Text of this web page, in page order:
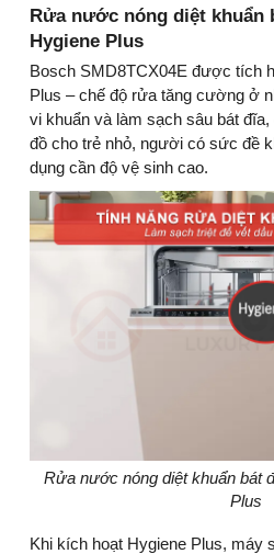
Rửa nước nóng diệt khuẩn
Hygiene Plus
Bosch SMD8TCX04E được tích
Plus – chế độ rửa tăng cường ở
vi khuẩn và làm sạch sâu bát
đồ cho trẻ nhỏ, người có sức đề
dụng cần độ vệ sinh cao.
Rửa nước nóng diệt khuẩn bát
Plus
Khi kích hoạt Hygiene Plus, máy